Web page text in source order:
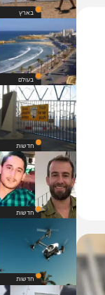
בארץ
בעולם
חדשות